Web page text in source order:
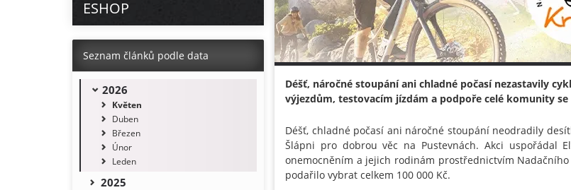
Déšť, náročné stoupání ani chladné počasí nezastavily
výjezdům, testovacím jízdám a podpoře celé komunity
Déšť, chladné počasí ani náročné stoupání neodradily
Šlápni pro dobrou věc na Pustevnách. Akci uspořádal
onemocněním a jejich rodinám prostřednictvím
podařilo vybrat celkem 100 000 Kč.
ESHOP
Seznam článků podle data
2026
Květen
Duben
Březen
Únor
Leden
2025